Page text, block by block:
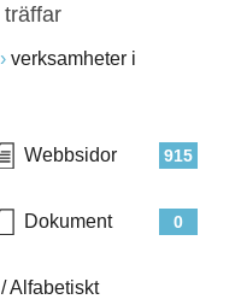
träffar
verksamheter i
915
Webbsidor
0
Dokument
/Alfabetiskt